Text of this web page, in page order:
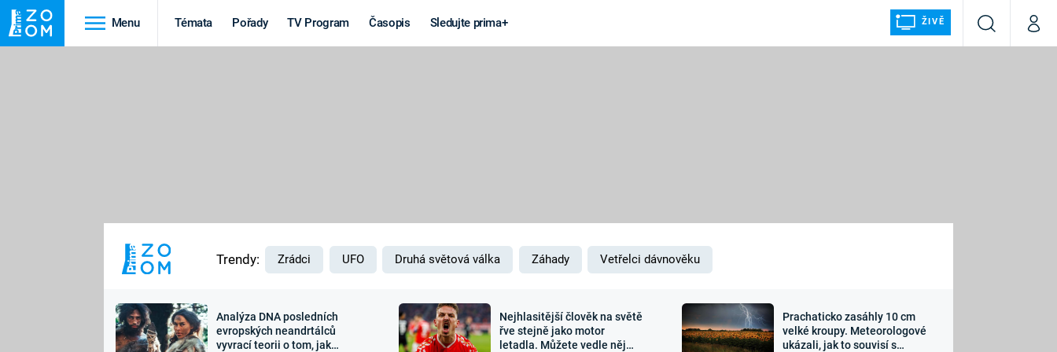
Menu Témata Pořady TV Program Časopis Sledujte prima+ ŽIVĚ
VyhledáváníMůj
MARS
Výročí
Záhady a
Zajímavosti Sledujte nás
Trendy: Zrádci UFO Druhá světová válka Záhady Vetřelci dávnověku
Analýza DNA posledních
evropských neandrtálců
vyvrací teorii o tom, jak
Nejhlasitější člověk na světě
řve stejně jako motor
letadla. Můžete vedle něj
Prachaticko zasáhly 10 cm
velké kroupy. Meteorologové
ukázali, jak to souvisí s